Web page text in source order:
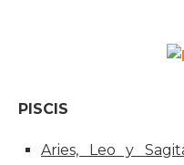
PISCIS
Aries, Leo y